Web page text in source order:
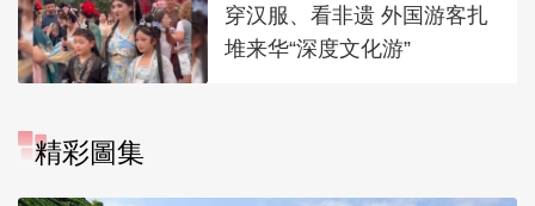
穿汉服、看非遗 外国游客扎
堆来华“深度文化游”
精彩圖集